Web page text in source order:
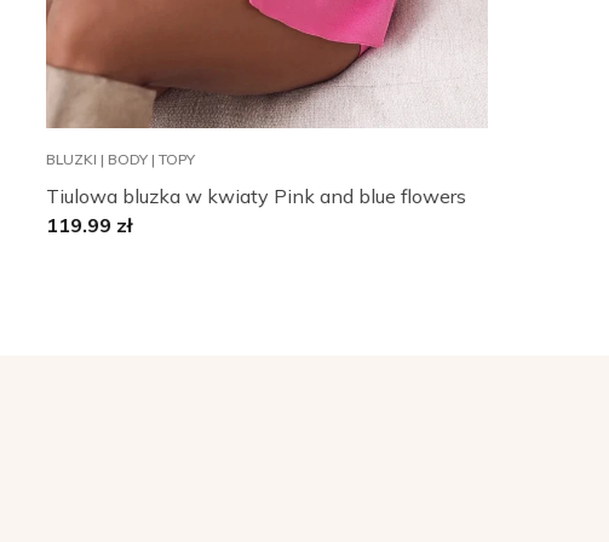
BLUZKI | BODY | TOPY
Tiulowa bluzka w kwiaty Pink and blue flowers
119.99 zł